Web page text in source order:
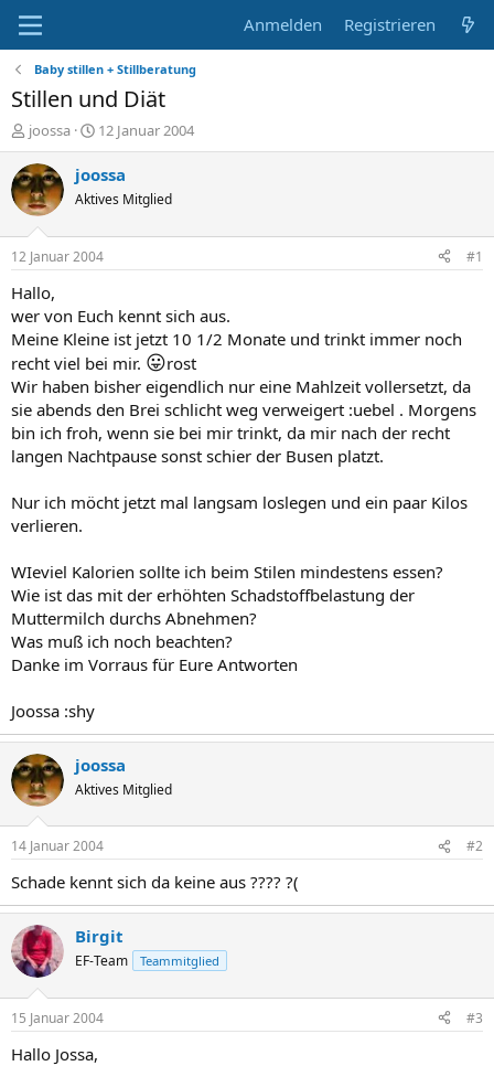
Anmelden Registrieren
Baby stillen + Stillberatung
Stillen und Diät
E
r
s
t
e
e
r
joossa
E
r
s
e
l
t
m
12 Januar 2004
joossa
Aktives Mitglied
12 Januar 2004 #1
Hallo,
wer von Euch kennt sich aus.
Meine Kleine ist jetzt 10 1/2 Monate und trinkt immer noch
recht viel bei mir. 😛rost
Wir haben bisher eigendlich nur eine Mahlzeit vollersetzt, da
sie abends den Brei schlicht weg verweigert :uebel . Morgens
bin ich froh, wenn sie bei mir trinkt, da mir nach der recht
langen Nachtpause sonst schier der Busen platzt.
Nur ich möcht jetzt mal langsam loslegen und ein paar Kilos
verlieren.
WIeviel Kalorien sollte ich beim Stilen mindestens essen?
Wie ist das mit der erhöhten Schadstoffbelastung der
Muttermilch durchs Abnehmen?
Was muß ich noch beachten?
Danke im Vorraus für Eure Antworten
Joossa :shy
joossa
Aktives Mitglied
14 Januar 2004 #2
Schade kennt sich da keine aus ???? ?(
Birgit
EF-Team Teammitglied
15 Januar 2004 #3
Hallo Jossa,